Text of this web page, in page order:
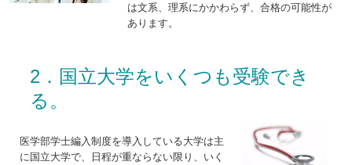
は文系、理系にかかわらず、合格の可能性が
あります。
2．国立大学をいくつも受験でき
る。
医学部学士編入制度を導入している大学は主
に国立大学で、日程が重ならない限り、いく